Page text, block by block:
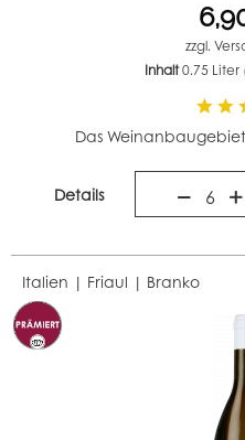
zzgl.
Inhalt0.75 Liter
Das
Details 6
Italien | Friaul | Branko